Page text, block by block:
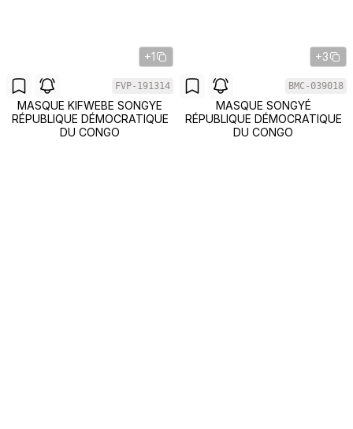
+1
FVP-191314
MASQUE KIFWEBE SONGYE
RÉPUBLIQUE DÉMOCRATIQUE
DU CONGO
+3
BMC-039018
MASQUE SONGYÉ
RÉPUBLIQUE DÉMOCRATIQUE
DU CONGO